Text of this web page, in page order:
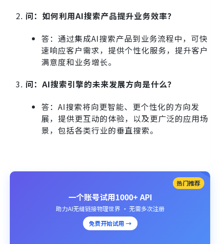
问：如何利用AI搜索产品提升业务效率？
答：通过集成AI搜索产品到业务流程中，可快
速响应客户需求，提供个性化服务，提升客户
满意度和业务增长。
问：AI搜索引擎的未来发展方向是什么？
答：AI搜索将向更智能、更个性化的方向发
展，提供更互动的体验，以及更广泛的应用场
景，包括各类行业的垂直搜索。
热门推荐
一个账号试用1000+ API
助力AI无缝链接物理世界 · 无需多次注册
免费开始试用 →